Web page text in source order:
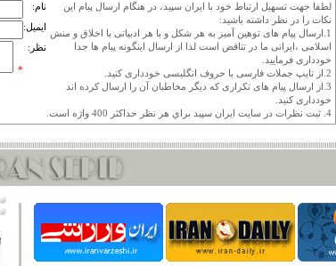
لطفا جهت تسهیل ارتباط خود با ایران سپید، در هنگام ارسال پیام این
نکات را در نظر داشته باشید:
1.ارسال پیام های توهین آمیز به هر شکل و با هر ادبیاتی با اخلاق و منش
اسلامی ،ایرانی ما در تناقض است لذا از ارسال اینگونه پیام ها جدا
خودداری فرمایید.
2.از تایپ جملات فارسی با حروف انگلیسی خودداری کنید.
3.از ارسال پیام های تکراری که دیگر مخاطبان آن را ارسال کرده اند
خودداری کنید.
4. ثبت نظرات در سايت ايران سپيد براي هر نظر حداکثر 400 واژه است.
نام:
ایمیل:
نظر:
*